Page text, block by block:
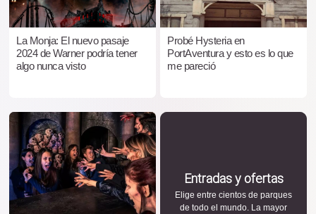
La Monja: El nuevo pasaje
2024 de Warner podría tener
algo nunca visto
Probé Hysteria en
PortAventura y esto es lo que
me pareció
Entradas y ofertas
Elige entre cientos de parques
de todo el mundo. La mayor